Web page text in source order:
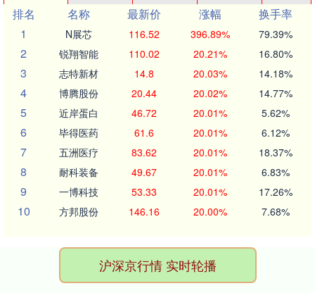
排名
名称 最新价 涨幅
换手率
1
N展芯 116.52 396.89% 79.39%
2 锐翔智能 110.02 20.21% 16.80%
3 志特新材 14.8 20.03% 14.18%
4 博腾股份 20.44 20.02% 14.77%
5 近岸蛋白 46.72 20.01% 5.62%
6 毕得医药 61.6 20.01% 6.12%
7 五洲医疗 83.62 20.01% 18.37%
8 耐科装备 49.67 20.01% 6.83%
9 一博科技 53.33 20.01% 17.26%
10 方邦股份 146.16 20.00% 7.68%
沪深京行情 实时轮播